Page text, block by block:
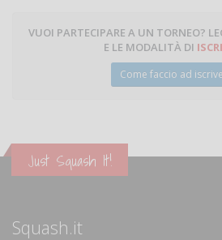
VUOI PARTECIPARE A UN TORNEO?
E LE MODALITÀ DI
Come faccio ad
Just Squash It!
Squash.it